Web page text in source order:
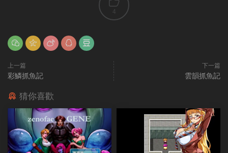
4
上一篇
彩鱗抓魚記
下一篇
雲韻抓魚記
猜你喜歡